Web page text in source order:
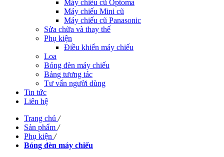
Máy chiếu cũ Optoma
Máy chiếu Mini cũ
Máy chiếu cũ Panasonic
Sửa chữa và thay thế
Phụ kiện
Điều khiển máy chiếu
Loa
Bóng đèn máy chiếu
Bảng tương tác
Tư vấn người dùng
Tin tức
Liên hệ
Trang chủ /
Sản phẩm /
Phụ kiện /
Bóng đèn máy chiếu